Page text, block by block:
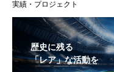
実績・プロジェクト
歴史に残る
「レア」な活動を